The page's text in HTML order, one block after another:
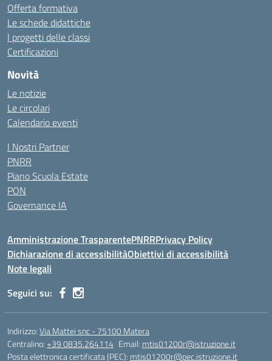
Offerta formativa
Le schede didattiche
I progetti delle classi
Certificazioni
Novità
Le notizie
Le circolari
Calendario eventi
I Nostri Partner
PNRR
Piano Scuola Estate
PON
Governance IA
Amministrazione TrasparentePNRRPrivacy Policy
Dichiarazione di accessibilitàObiettivi di accessibilità
Note legali
Seguici su:
Indirizzo:Via Mattei snc - 75100 Matera
Centralino:+39 0835.264114 Email: mtis01200r@istruzione.it
Posta elettronica certificata (PEC): mtis01200r@pec.istruzione.it